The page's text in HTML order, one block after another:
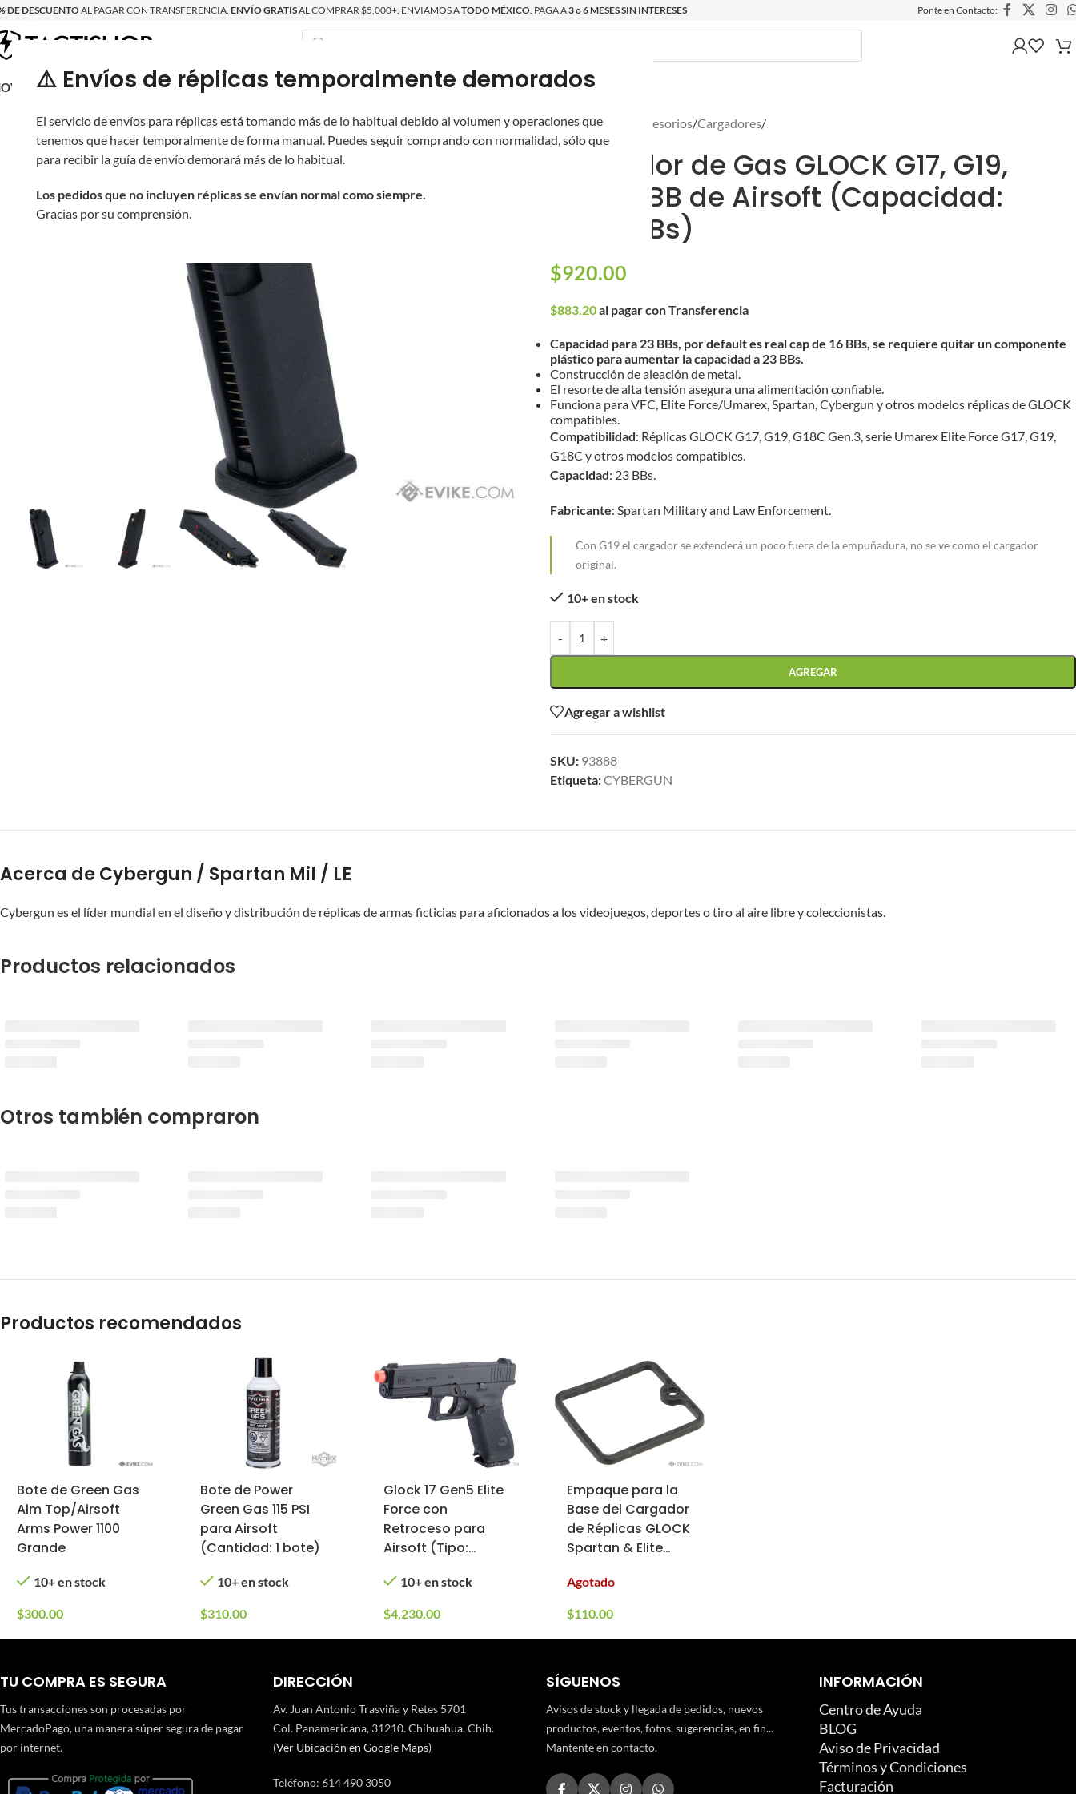
⚠️ Envíos de réplicas temporalmente demorados
El servicio de envíos para réplicas está tomando más de lo habitual debido al volumen y operaciones que
tenemos que hacer temporalmente de forma manual. Puedes seguir comprando con normalidad, sólo que
para recibir la guía de envío demorará más de lo habitual.
Los pedidos que no incluyen réplicas se envían normal como siempre.
Gracias por su comprensión.
DE DESCUENTOAL PAGAR CON TRANSFERENCIA. ENVÍO GRATISAL COMPRAR $5,000+. ENVIAMOS ATODO MÉXICO . PAGA A3 o 6 MESES SIN INTERESES Ponte en Contacto:
RÉPLICASPARTES Y ACCESORIOSEQUIPOPRODUCTOS NUEVOSPROMOCIONESCOTIZADOR
Inicio/Partes y Accesorios/Cargadores/
Cargador de Gas GLOCK G17, G19,
G18C GBB de Airsoft (Capacidad:
16/23 BBs)
$920.00
$883.20al pagar con Transferencia
Capacidad para 23 BBs, por default es real cap de 16 BBs, se requiere quitar un componente
plástico para aumentar la capacidad a 23 BBs.
Construcción de aleación de metal.
El resorte de alta tensión asegura una alimentación confiable.
Funciona para VFC, Elite Force/Umarex, Spartan, Cybergun y otros modelos réplicas de GLOCK
compatibles.
Compatibilidad: Réplicas GLOCK G17, G19, G18C Gen.3, serie Umarex Elite Force G17, G19,
G18C y otros modelos compatibles.
Capacidad: 23 BBs.
Fabricante: Spartan Military and Law Enforcement.
Con G19 el cargador se extenderá un poco fuera de la empuñadura, no se ve como el cargador
original.
10+ en stock
- +
AGREGAR
Agregar a wishlist
SKU: 93888
Etiqueta:CYBERGUN
Acerca de Cybergun / Spartan Mil / LE
Cybergun es el líder mundial en el diseño y distribución de réplicas de armas ficticias para aficionados a los videojuegos, deportes o tiro al aire libre y coleccionistas.
Productos relacionados
Otros también compraron
Productos recomendados
Bote de Green Gas
Aim Top/Airsoft
Arms Power 1100
Grande
10+ en stock
$300.00
Bote de Power
Green Gas 115 PSI
para Airsoft
(Cantidad: 1 bote)
10+ en stock
$310.00
Glock 17 Gen5 Elite
Force con
Retroceso para
Airsoft (Tipo:
Negro)
10+ en stock
$4,230.00
Empaque para la
Base del Cargador
de Réplicas GLOCK
Spartan & Elite
Airsoft
Agotado
$110.00
TU COMPRA ES SEGURA
Tus transacciones son procesadas por
MercadoPago, una manera súper segura de pagar
por internet.
DIRECCIÓN
Av. Juan Antonio Trasviña y Retes 5701
Col. Panamericana, 31210. Chihuahua, Chih.
(Ver Ubicación en Google Maps)
Teléfono: 614 490 3050
SÍGUENOS
Avisos de stock y llegada de pedidos, nuevos
productos, eventos, fotos, sugerencias, en fin...
Mantente en contacto.
INFORMACIÓN
Centro de Ayuda
BLOG
Aviso de Privacidad
Términos y Condiciones
Facturación